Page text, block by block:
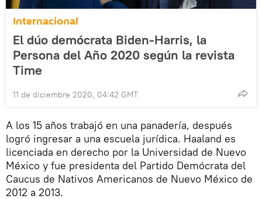
Internacional
El dúo demócrata Biden-Harris, la
Persona del Año 2020 según la revista
Time
11 de diciembre 2020, 04:42 GMT
A los 15 años trabajó en una panadería, después
logró ingresar a una escuela jurídica. Haaland es
licenciada en derecho por la Universidad de Nuevo
México y fue presidenta del Partido Demócrata del
Caucus de Nativos Americanos de Nuevo México de
2012 a 2013.